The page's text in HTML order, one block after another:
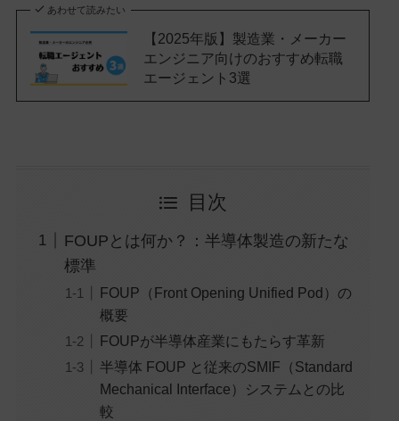
あわせて読みたい
【2025年版】製造業・メーカー
エンジニア向けのおすすめ転職
エージェント3選
目次
FOUPとは何か？：半導体製造の新たな
標準
FOUP（Front Opening Unified Pod）の
概要
FOUPが半導体産業にもたらす革新
半導体 FOUP と従来のSMIF（Standard
Mechanical Interface）システムとの比
較